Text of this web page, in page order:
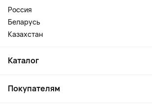
Россия
Беларусь
Казахстан
Каталог
Ноутбуки, мониторы, VR
Покупателям